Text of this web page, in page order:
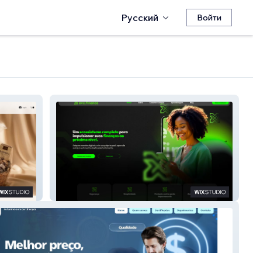
Русский Войти
evx.finance